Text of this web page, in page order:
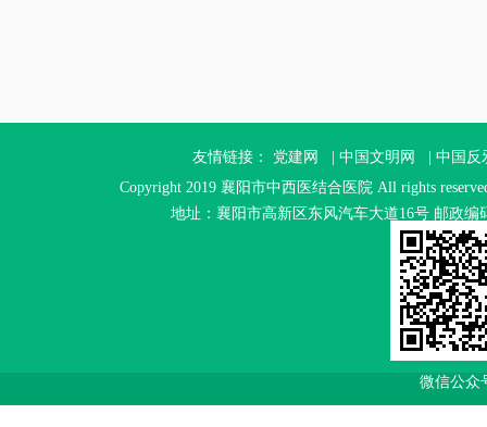
友情链接： 党建网 中国文明网
中国反
Copyright 2019 襄阳市中西医结合医院 All rights
地址：襄阳市高新区东风汽车大道16号 邮政编
微信